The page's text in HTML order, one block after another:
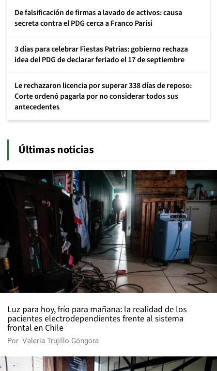
De falsificación de firmas a lavado de activos: causa
secreta contra el PDG cerca a Franco Parisi
3 días para celebrar Fiestas Patrias: gobierno rechaza
idea del PDG de declarar feriado el 17 de septiembre
Le rechazaron licencia por superar 338 días de reposo:
Corte ordenó pagarla por no considerar todos sus
antecedentes
Últimas noticias
Luz para hoy, frío para mañana: la realidad de los
pacientes electrodependientes frente al sistema
frontal en Chile
Por Valeria Trujillo Góngora